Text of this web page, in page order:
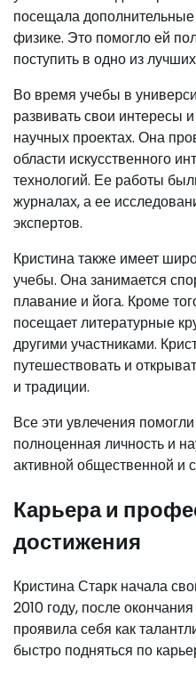
посещала
физике. Это помогло ей
поступить в одно из
Во время учебы в
развивать свои интересы
научных проектах. Она
области искусственного
технологий. Ее работы
журналах, а ее
экспертов.
Кристина также имеет
учебы. Она занимается
плавание и йога. Кроме
посещает литературные
другими участниками.
путешествовать и
и традиции.
Все эти увлечения
полноценная личность и
активной общественной и
Карьера и
достижения
Кристина Старк начала
2010 году, после
проявила себя как
быстро подняться по